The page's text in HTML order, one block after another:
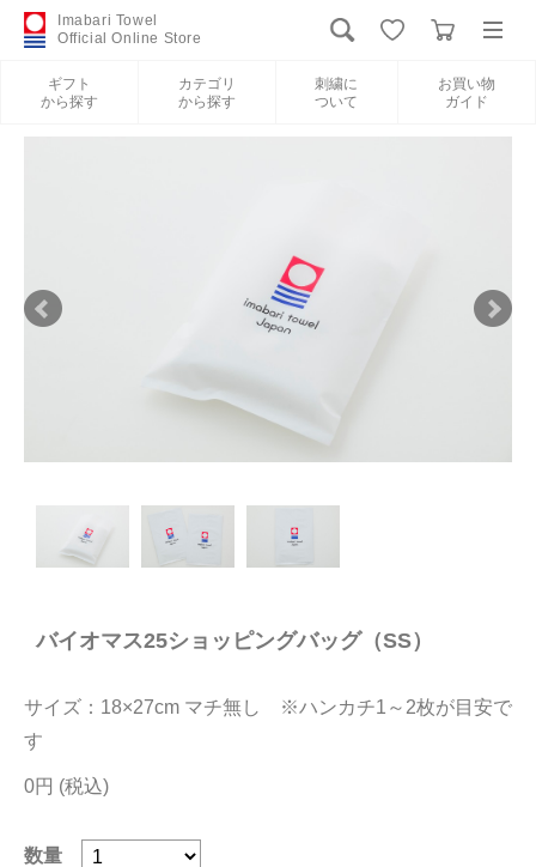
Imabari Towel
Official Online Store
ギフト
から探す
カテゴリ
から探す
刺繍に
ついて
お買い物
ガイド
新規会員登録
当サイトについて
店舗リスト
ヘルプ
バイオマス25ショッピングバッグ（SS）
サイズ：18×27cm マチ無し ※ハンカチ1～2枚が目安で
す
0円
数量